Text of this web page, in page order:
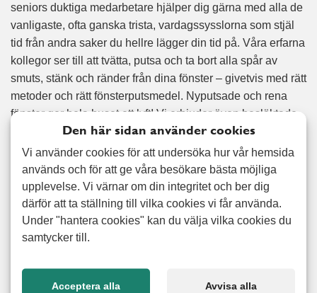
seniors duktiga medarbetare hjälper dig gärna med alla de
vanligaste, ofta ganska trista, vardagssysslorna som stjäl
tid från andra saker du hellre lägger din tid på. Våra erfarna
kollegor ser till att tvätta, putsa och ta bort alla spår av
smuts, stänk och ränder från dina fönster – givetvis med rätt
metoder och rätt fönsterputsmedel. Nyputsade och rena
fönster ger hela huset ett lyft! Vi erbjuder även besläktade
tjänster som städhjälp, tapetsering, måleri och
snickeriarbeten – och mycket mer. Oavsett dina behov så
hjälper vi dig från början till slut och ser förstås till att
erbjuda dig ett pris som är anpassat efter just ditt behov av
fönsterputsning och fönstertvätt.
Den här sidan använder cookies
Vi använder cookies för att undersöka hur vår hemsida
används och för att ge våra besökare bästa möjliga
upplevelse. Vi värnar om din integritet och ber dig
därför att ta ställning till vilka cookies vi får använda.
Under "hantera cookies" kan du välja vilka cookies du
samtycker till.
Acceptera alla Avvisa alla